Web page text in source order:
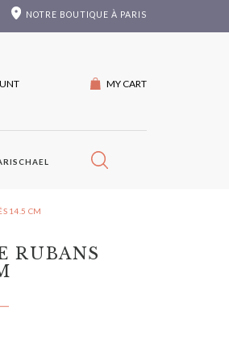
NOTRE BOUTIQUE À PARIS
MY CART
14.5 CM
RUBANS